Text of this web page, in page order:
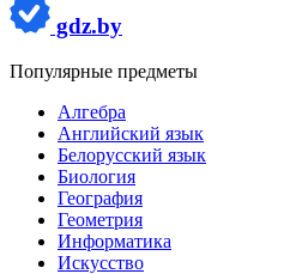
gdz.by
Популярные предметы
Алгебра
Английский язык
Белорусский язык
Биология
География
Геометрия
Информатика
Искусство